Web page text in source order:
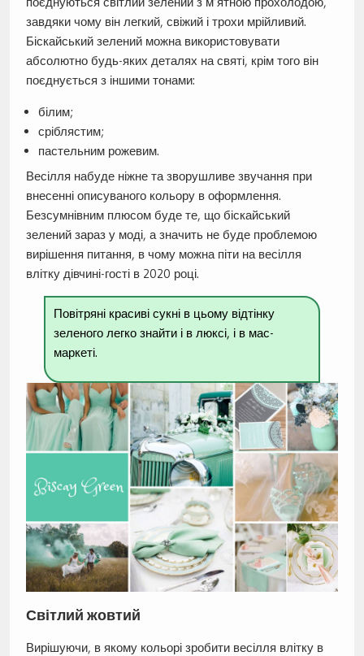
завдяки чому він легкий, свіжий і трохи мрійливий.
Біскайський зелений можна використовувати
абсолютно будь-яких деталях на святі, крім того він
поєднується з іншими тонами:
білим;
сріблястим;
пастельним рожевим.
Весілля набуде ніжне та зворушливе звучання при
внесенні описуваного кольору в оформлення.
Безсумнівним плюсом буде те, що біскайський
зелений зараз у моді, а значить не буде проблемою
вирішення питання, в чому можна піти на весілля
влітку дівчині-гості в 2020 році.
Повітряні красиві сукні в цьому відтінку
зеленого легко знайти і в люксі, і в мас-
маркеті.
Світлий жовтий
Вирішуючи, в якому кольорі зробити весілля влітку в